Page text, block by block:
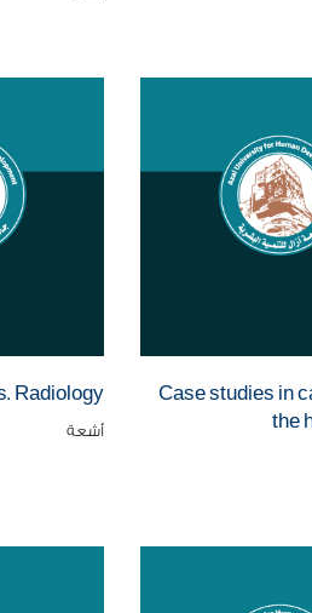
Case studies in
the
Radiology
أشعة